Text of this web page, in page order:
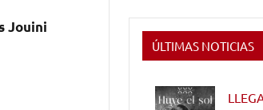
Jouini
ÚLTIMAS NOTICIAS